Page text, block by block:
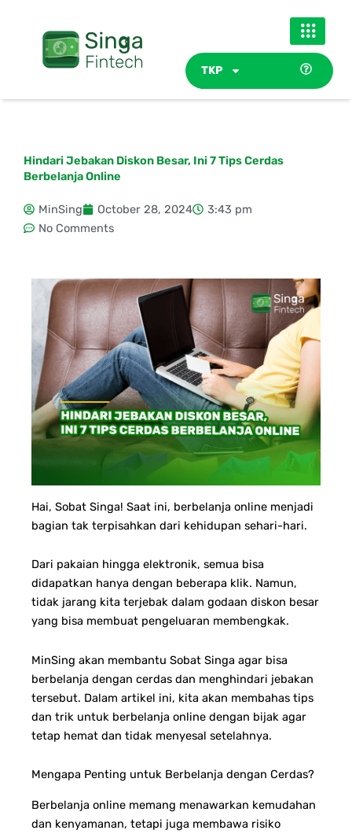
TKP
Hindari Jebakan Diskon Besar, Ini 7 Tips Cerdas
Berbelanja Online
MinSing October 28, 2024
3:43 pm
No Comments
Hai, Sobat Singa! Saat ini, berbelanja online menjadi
bagian tak terpisahkan dari kehidupan sehari-hari.
Dari pakaian hingga elektronik, semua bisa
didapatkan hanya dengan beberapa klik. Namun,
tidak jarang kita terjebak dalam godaan diskon besar
yang bisa membuat pengeluaran membengkak.
MinSing akan membantu Sobat Singa agar bisa
berbelanja dengan cerdas dan menghindari jebakan
tersebut. Dalam artikel ini, kita akan membahas tips
dan trik untuk berbelanja online dengan bijak agar
tetap hemat dan tidak menyesal setelahnya.
Mengapa Penting untuk Berbelanja dengan Cerdas?
Berbelanja online memang menawarkan kemudahan
dan kenyamanan, tetapi juga membawa risiko